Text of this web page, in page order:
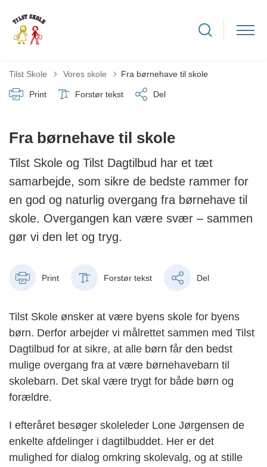
Tilst Skole Tilbage til
Vores skole Fra børnehave til skole
Print Forstør tekst Del
Fra børnehave til skole
Tilst Skole og Tilst Dagtilbud har et tæt
samarbejde, som sikre de bedste rammer for
en god og naturlig overgang fra børnehave til
skole. Overgangen kan være svær – sammen
gør vi den let og tryg.
Print Forstør tekst Del
Tilst Skole ønsker at være byens skole for byens
børn. Derfor arbejder vi målrettet sammen med Tilst
Dagtilbud for at sikre, at alle børn får den bedst
mulige overgang fra at være børnehavebarn til
skolebarn. Det skal være trygt for både børn og
forældre.
I efteråret besøger skoleleder Lone Jørgensen de
enkelte afdelinger i dagtilbuddet. Her er det
mulighed for dialog omkring skolevalg, og at stille